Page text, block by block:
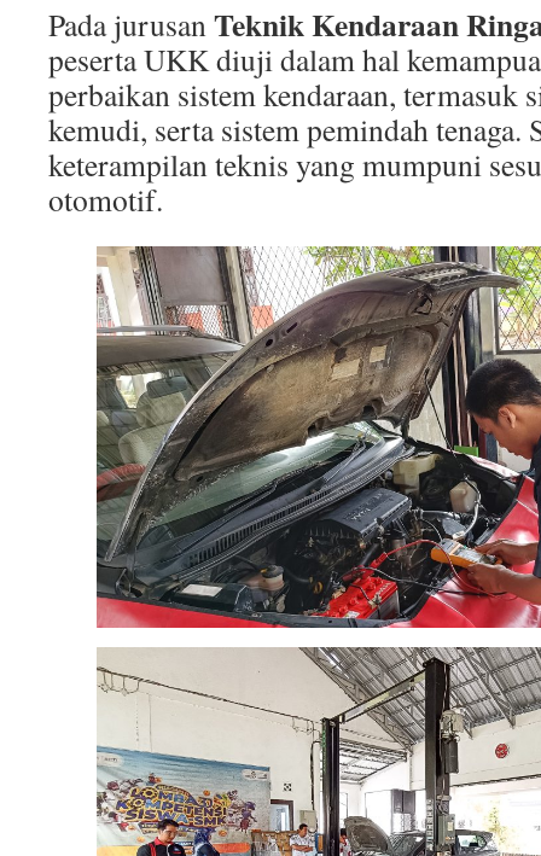
Pada jurusanTeknik Kendaraan
peserta UKK diuji dalam hal
perbaikan sistem kendaraan, termasuk
kemudi, serta sistem pemindah tenaga.
keterampilan teknis yang mumpuni
otomotif.